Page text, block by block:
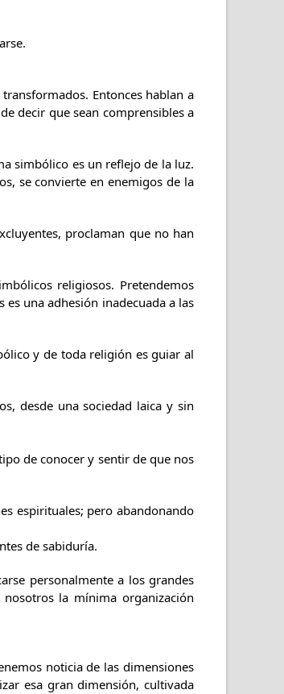
Entonces hablan a
decir que sean comprensibles a
simbólico es un reflejo de la luz.
se convierte en enemigos de la
proclaman que no han
religiosos. Pretendemos
una adhesión inadecuada a las
y de toda religión es guiar al
desde una sociedad laica y sin
de conocer y sentir de que nos
espirituales; pero abandonando
de sabiduría.
personalmente a los grandes
la mínima organización
noticia de las dimensiones
esa gran dimensión, cultivada